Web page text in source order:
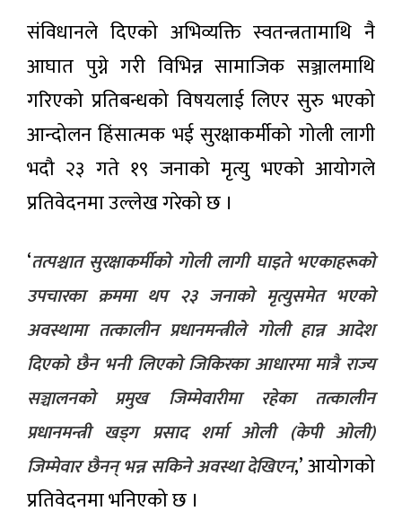
सीमामा
कडाइले
किसान
त्रसित
सिस्टम
मास्टर
प्लान
(२०५०)
महाधिवेशन
विधानसम्मत
र वैधानिक :
कांग्रेस
सभापति
१२ घण्टा अगाडी
लोकप्रिय
समाचार
जाँदा ३८
दिन
भारतीय
हिरासतमा
बसेका
सर्लाहीका
दाजुभाइ
घर
फर्किए,
सीमामा
कडाइले
किसान
त्रसित
७ घण्टा अगाडी
प्रशान्त
महासागरमा
‘अलनिनो’
बलियो बन्दै
: नेपालमा
तत्काल
प्रभाव
नगन्य,
हिउँदमा
जोखिम
बढ्ने
सुनको
मूल्य
तोलामा
४ हजार
८ सय
७ घण्टा
संविधानले दिएको अभिव्यक्ति स्वतन्त्रतामाथि नै
आघात पुग्ने गरी विभिन्न सामाजिक सञ्जालमाथि
गरिएको प्रतिबन्धको विषयलाई लिएर सुरु भएको
आन्दोलन हिंसात्मक भई सुरक्षाकर्मीको गोली लागी
भदौ २३ गते १९ जनाको मृत्यु भएको आयोगले
प्रतिवेदनमा उल्लेख गरेको छ ।
‘तत्पश्चात सुरक्षाकर्मीको गोली लागी घाइते भएकाहरूको
उपचारका क्रममा थप २३ जनाको मृत्युसमेत भएको
अवस्थामा तत्कालीन प्रधानमन्त्रीले गोली हान्न आदेश
दिएको छैन भनी लिएको जिकिरका आधारमा मात्रै राज्य
सञ्चालनको प्रमुख जिम्मेवारीमा रहेका तत्कालीन
प्रधानमन्त्री खड्ग प्रसाद शर्मा ओली (केपी ओली)
जिम्मेवार छैनन् भन्न सकिने अवस्था देखिएन,’ आयोगको
प्रतिवेदनमा भनिएको छ ।